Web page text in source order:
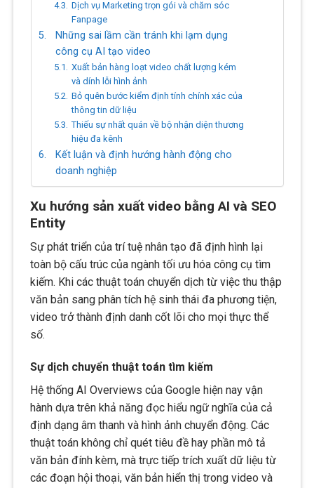
Dịch vụ Marketing trọn gói và chăm sóc
Fanpage
Những sai lầm cần tránh khi lạm dụng
công cụ AI tạo video
Xuất bản hàng loạt video chất lượng kém
và dính lỗi hình ảnh
Bỏ quên bước kiểm định tính chính xác của
thông tin dữ liệu
Thiếu sự nhất quán về bộ nhận diện thương
hiệu đa kênh
Kết luận và định hướng hành động cho
doanh nghiệp
Xu hướng sản xuất video bằng AI và SEO
Entity
Sự phát triển của trí tuệ nhân tạo đã định hình lại
toàn bộ cấu trúc của ngành tối ưu hóa công cụ tìm
kiếm. Khi các thuật toán chuyển dịch từ việc thu thập
văn bản sang phân tích hệ sinh thái đa phương tiện,
video trở thành định danh cốt lõi cho mọi thực thể
số.
Sự dịch chuyển thuật toán tìm kiếm
Hệ thống AI Overviews của Google hiện nay vận
hành dựa trên khả năng đọc hiểu ngữ nghĩa của cả
định dạng âm thanh và hình ảnh chuyển động. Các
thuật toán không chỉ quét tiêu đề hay phần mô tả
văn bản đính kèm, mà trực tiếp trích xuất dữ liệu từ
các đoạn hội thoại, văn bản hiển thị trong video và